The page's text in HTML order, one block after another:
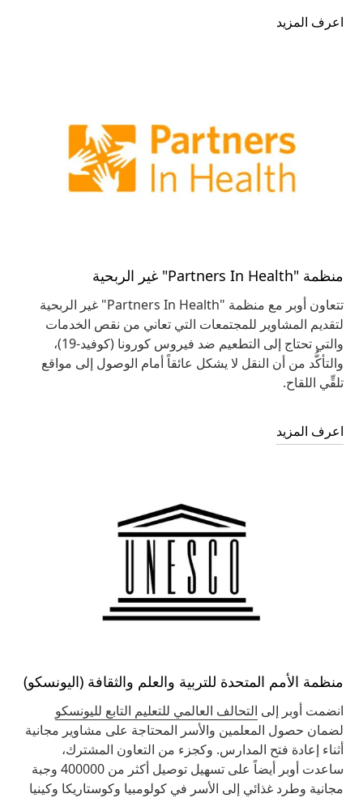
اعرف المزيد
منظمة "Partners In Health" غير الربحية
تتعاون أوبر مع منظمة "Partners In Health" غير الربحية
لتقديم المشاوير للمجتمعات التي تعاني من نقص الخدمات
والتي تحتاج إلى التطعيم ضد فيروس كورونا (كوفيد-19)،
والتأكُّد من أن النقل لا يشكل عائقاً أمام الوصول إلى مواقع
تلقِّي اللقاح.
اعرف المزيد
منظمة الأمم المتحدة للتربية والعلم والثقافة (اليونسكو)
انضمت أوبر إلى التحالف العالمي للتعليم التابع لليونسكو
لضمان حصول المعلمين والأسر المحتاجة على مشاوير مجانية
أثناء إعادة فتح المدارس. وكجزء من التعاون المشترك،
ساعدت أوبر أيضاً على تسهيل توصيل أكثر من 400000 وجبة
مجانية وطرد غذائي إلى الأسر في كولومبيا وكوستاريكا وكينيا